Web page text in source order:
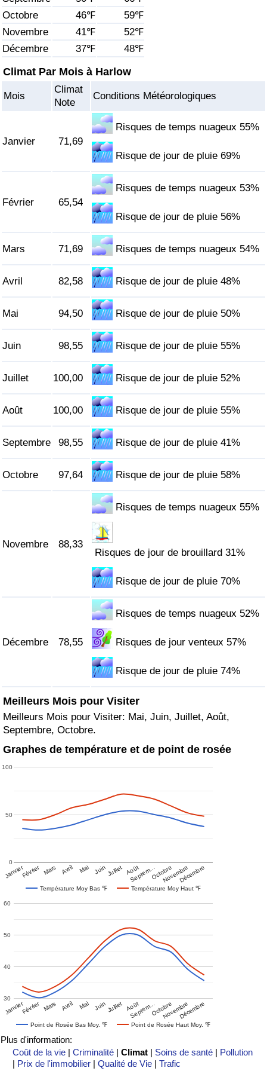
Octobre
46℉
59℉
Novembre
41℉
52℉
Décembre
37℉ 48℉
Climat Par Mois à Harlow
Mois
Climat
Note
Conditions Météorologiques
Janvier 71,69
Risques de temps nuageux 55%
Risque de jour de pluie 69%
Février 65,54
Risques de temps nuageux 53%
Risque de jour de pluie 56%
Mars 71,69 Risques de temps nuageux 54%
Avril 82,58 Risque de jour de pluie 48%
Mai 94,50 Risque de jour de pluie 50%
Juin 98,55 Risque de jour de pluie 55%
Juillet 100,00 Risque de jour de pluie 52%
Août 100,00 Risque de jour de pluie 55%
Septembre 98,55 Risque de jour de pluie 41%
Octobre 97,64 Risque de jour de pluie 58%
Novembre 88,33
Risques de temps nuageux 55%
Risques de jour de brouillard 31%
Risque de jour de pluie 70%
Décembre 78,55
Risques de temps nuageux 52%
Risques de jour venteux 57%
Risque de jour de pluie 74%
Meilleurs Mois pour Visiter
Meilleurs Mois pour Visiter: Mai, Juin, Juillet, Août,
Septembre, Octobre.
Graphes de température et de point de rosée
Température Moy Bas ℉ Température Moy Haut ℉
JanvierFévrier Mars Avril Mai Juin Juillet Août
Septem…OctobreNovembreDécembre
0
50
100
Point de Rosée Bas Moy. ℉ Point de Rosée Haut Moy. ℉
JanvierFévrier Mars Avril Mai Juin Juillet Août
Septem…OctobreNovembreDécembre
30
40
50
60
Plus d'information:
Coût de la vie |Criminalité |Climat | Soins de santé | Pollution
| Prix de l'immobilier |Qualité de Vie |Trafic
Soins de santé
Indice des soins de santé (Actuel)
Indice des soins de santé par Pays
Pollution
Indice de Pollution (Actuel)
Indice de pollution
Indice de Pollution par Pays
Indice de Trafic par Pays